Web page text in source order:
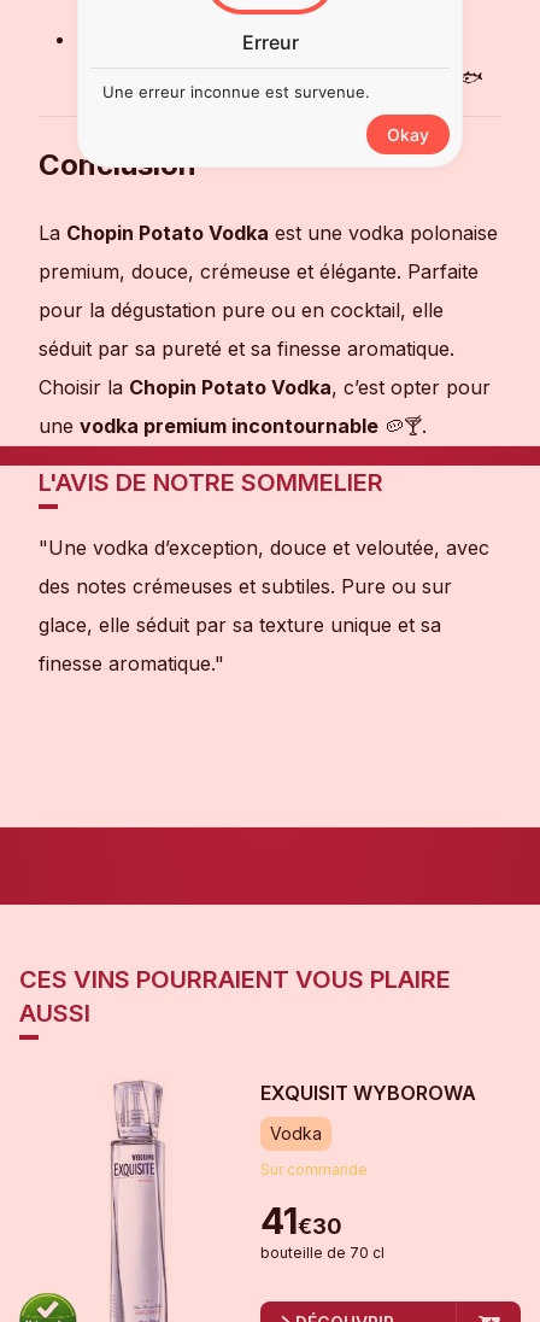
: Fruits de mer, poissons
fumés, caviar et amuse-bouches raffinés 🐟
Conclusion
La Chopin Potato Vodka est une vodka polonaise
premium, douce, crémeuse et élégante. Parfaite
pour la dégustation pure ou en cocktail, elle
séduit par sa pureté et sa finesse aromatique.
Choisir la Chopin Potato Vodka, c’est opter pour
une vodka premium incontournable 🥔🍸.
L'AVIS DE NOTRE SOMMELIER
"Une vodka d’exception, douce et veloutée, avec
des notes crémeuses et subtiles. Pure ou sur
glace, elle séduit par sa texture unique et sa
finesse aromatique."
CES VINS POURRAIENT VOUS PLAIRE
AUSSI
EXQUISIT WYBOROWA
Vodka
Sur commande
41€30
bouteille de 70 cl
Erreur
Une erreur inconnue est survenue.
Okay